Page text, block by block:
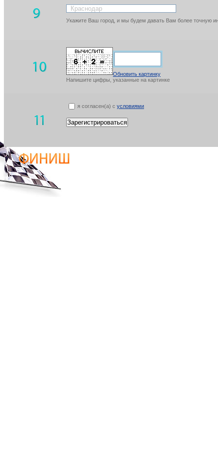
Укажите Ваш город, и мы будем давать Вам более точную
Обновить картинку
Напишите цифры, указанные на картинке
я согласен(а) с условиями
Зарегистрироваться